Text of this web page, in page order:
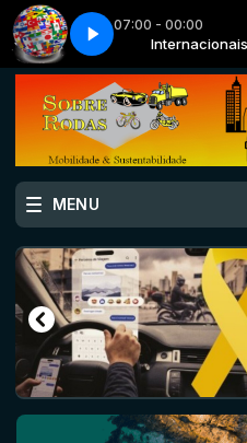
07:00 - 00:00
Internacionais
velocidade 07 ago -
MENU